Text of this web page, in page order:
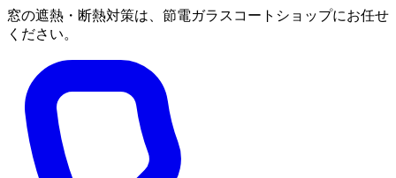
窓の遮熱・断熱対策は、節電ガラスコートショップにお任せ
ください。